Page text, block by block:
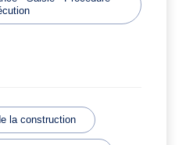
la construction